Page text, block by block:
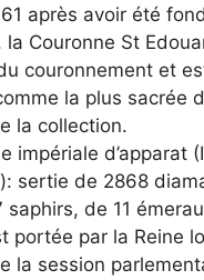
après avoir été
la Couronne St
couronnement et
la plus sacrée
la collection.
impériale d’apparat
sertie de 2868
saphirs, de 11
portée par la Reine
la session